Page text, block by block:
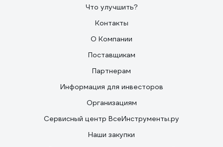
Что улучшить?
Контакты
О Компании
Поставщикам
Партнерам
Информация для инвесторов
Организациям
Сервисный центр ВсеИнструменты.ру
Наши закупки